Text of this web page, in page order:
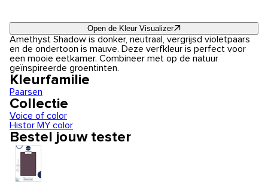
Open de Kleur Visualizer
Amethyst Shadow is donker, neutraal, vergrijsd violetpaars
en de ondertoon is mauve. Deze verfkleur is perfect voor
een mooie eetkamer. Combineer met op de natuur
geïnspireerde groentinten.
Kleurfamilie
Paarsen
Collectie
Voice of color
Histor MY color
Bestel jouw tester